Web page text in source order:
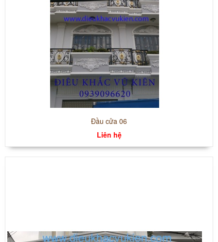
Đầu cửa 06
Liên hệ